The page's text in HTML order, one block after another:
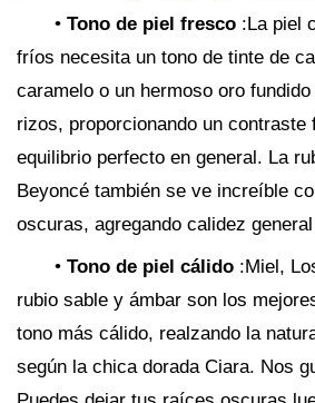
• Tono de piel fresco :La piel
fríos necesita un tono de tinte de
caramelo o un hermoso oro
rizos, proporcionando un contraste
equilibrio perfecto en general. La
Beyoncé también se ve increíble
oscuras, agregando calidez
• Tono de piel cálido :Miel,
rubio sable y ámbar son los
tono más cálido, realzando la
según la chica dorada Ciara. Nos